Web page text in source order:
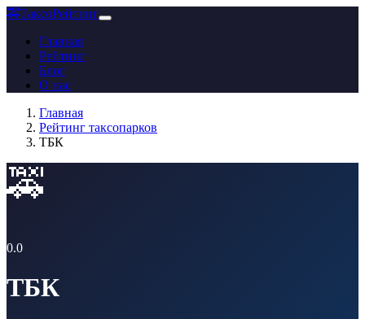
🚕ТаксоРейтинг
Главная
Рейтинг
Блог
О нас
Главная
Рейтинг таксопарков
ТБК
🚕
0.0
ТБК